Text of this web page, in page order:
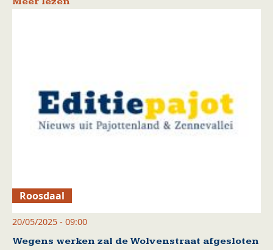
Roosdaal
20/05/2025 - 09:00
Wegens werken zal de Wolvenstraat afgesloten